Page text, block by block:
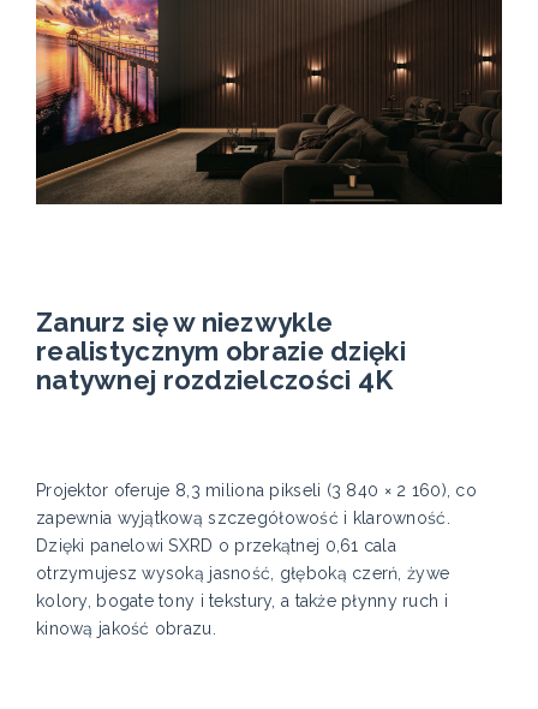
Zanurz się w niezwykle
realistycznym obrazie dzięki
natywnej rozdzielczości 4K
Projektor oferuje 8,3 miliona pikseli (3 840 × 2 160), co
zapewnia wyjątkową szczegółowość i klarowność.
Dzięki panelowi SXRD o przekątnej 0,61 cala
otrzymujesz wysoką jasność, głęboką czerń, żywe
kolory, bogate tony i tekstury, a także płynny ruch i
kinową jakość obrazu.